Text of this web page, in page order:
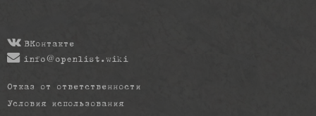
ВКонтакте
info@openlist.wiki
Отказ от ответственности
Условия использования